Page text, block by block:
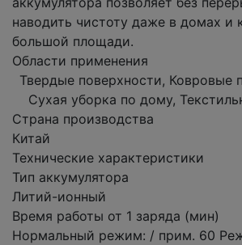
наводить чистоту даже в домах и
большой площади.
Области применения
Твердые поверхности, Ковровые
Сухая уборка по дому,
Страна производства
Китай
Технические характеристики
Тип аккумулятора
Литий-ионный
Время работы от 1 заряда (мин)
Нормальный режим: / прим. 60